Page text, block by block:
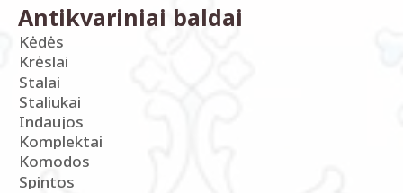
Antikvariniai baldai
Kėdės
Krėslai
Stalai
Staliukai
Indaujos
Komplektai
Komodos
Spintos